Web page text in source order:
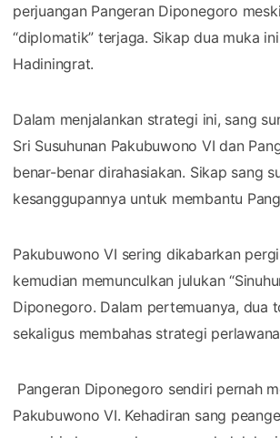
perjuangan Pangeran Diponegoro
“diplomatik” terjaga. Sikap dua muka
Hadiningrat.
Dalam menjalankan strategi ini, sang
Sri Susuhunan Pakubuwono VI dan
benar-benar dirahasiakan. Sikap sang
kesanggupannya untuk membantu
Pakubuwono VI sering dikabarkan
kemudian memunculkan julukan
Diponegoro. Dalam pertemuanya, dua
sekaligus membahas strategi
Pangeran Diponegoro sendiri pernah
Pakubuwono VI. Kehadiran sang